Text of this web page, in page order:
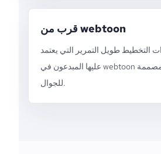
قرب من webtoon
التخطيط طويل التمرير التي يعتمد
عليها المبدعون في webtoon والحلقات المصممة
للجوال.